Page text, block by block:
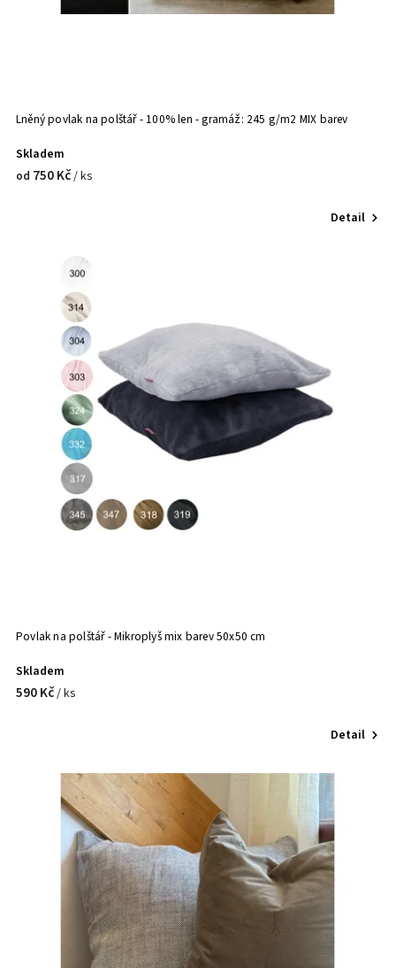
Lněný povlak na polštář - 100% len - gramáž: 245 g/m2 MIX barev
Skladem
od 750 Kč/ ks
Detail
Povlak na polštář - Mikroplyš mix barev 50x50 cm
Skladem
590 Kč/ ks
Detail